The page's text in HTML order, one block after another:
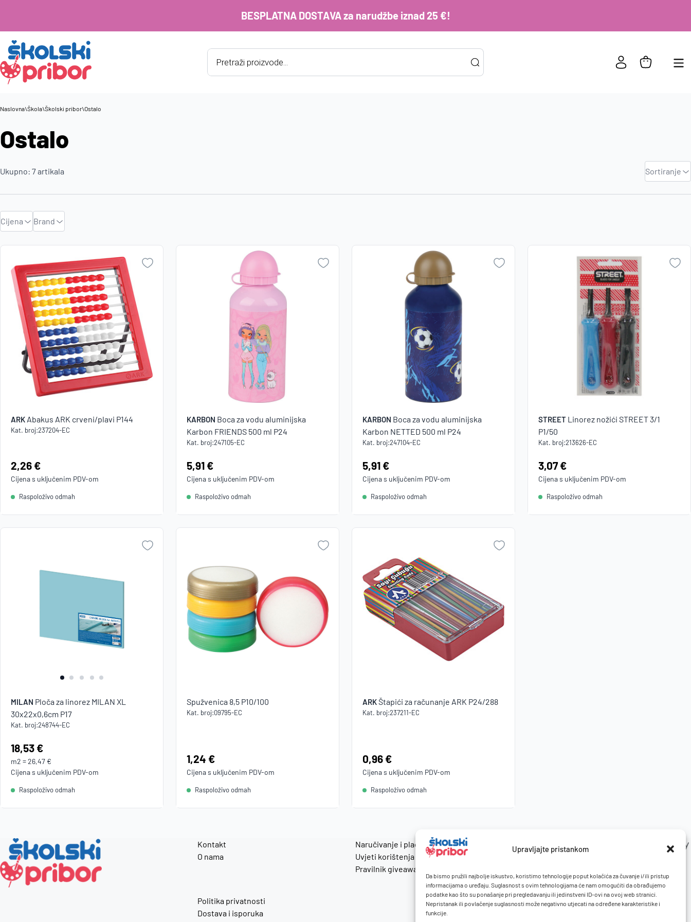
Upravljajte pristankom
Da bismo pružili najbolje iskustvo, koristimo tehnologije poput kolačića za čuvanje i/ili pristup
informacijama o uređaju. Suglasnost s ovim tehnologijama će nam omogućiti da obrađujemo
podatke kao što su ponašanje pri pregledavanju ili jedinstveni ID-ovi na ovoj web stranici.
Nepristanak ili povlačenje suglasnosti može negativno utjecati na određene karakteristike i
funkcije.
BESPLATNA DOSTAVA za narudžbe iznad 25 €!
Products
search
NOVI STE NA WEBSHOP-U?
Naslovna\Škola\Školski pribor\Ostalo
Ostalo
Ukupno: 7artikala Sortiranje
cijena
Naziv A-
Cijena Brand
ARK Abakus ARK crveni/plavi P144
Kat. broj:237204-EC
Cijena:
2,26 €
Cijena s uključenim PDV-om
Raspoloživo odmah
KARBON Boca za vodu aluminijska
Karbon FRIENDS 500 ml P24
Kat. broj:247105-EC
Cijena:
5,91 €
Cijena s uključenim PDV-om
Raspoloživo odmah
KARBON Boca za vodu aluminijska
Karbon NETTED 500 ml P24
Kat. broj:247104-EC
Cijena:
5,91 €
Cijena s uključenim PDV-om
Raspoloživo odmah
STREET Linorez nožići STREET 3/1
P1/50
Kat. broj:213626-EC
Cijena:
3,07 €
Cijena s uključenim PDV-om
Raspoloživo odmah
MILAN Ploča za linorez MILAN XL
30x22x0,6cm P17
Kat. broj:248744-EC
Cijena:
18,53 €
m2 =26,47 €
Cijena s uključenim PDV-om
Raspoloživo odmah
Spužvenica 8,5 P10/100
Kat. broj:09795-EC
Cijena:
1,24 €
Cijena s uključenim PDV-om
Raspoloživo odmah
ARKŠtapići za računanje ARK P24/288
Kat. broj:237211-EC
Cijena:
0,96 €
Cijena s uključenim PDV-om
Raspoloživo odmah
Kontakt
O nama
Naručivanje i plaćanje
Uvjeti korištenja
Pravilnik giveaway
Politika privatnosti
Dostava i isporuka